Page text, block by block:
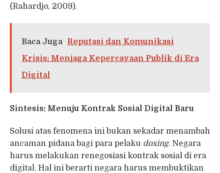
(Rahardjo, 2009).
Baca Juga
Reputasi dan Komunikasi
Krisis: Menjaga Kepercayaan Publik di Era
Digital
Sintesis: Menuju Kontrak Sosial Digital Baru
Solusi atas fenomena ini bukan sekadar menambah
ancaman pidana bagi para pelaku doxing. Negara
harus melakukan renegosiasi kontrak sosial di era
digital. Hal ini berarti negara harus membuktikan